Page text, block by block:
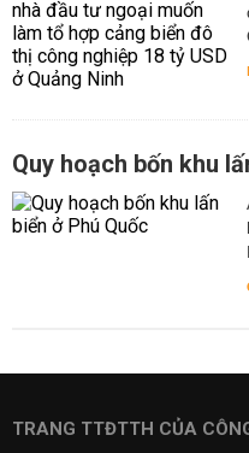
Quy hoạch bốn khu
TRANG TTĐTTH CỦA